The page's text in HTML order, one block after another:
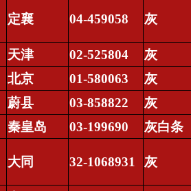
定襄 04-459058 灰
天津 02-525804
灰
北京 01-580063
灰
蔚县 03-858822
灰
秦皇岛 03-199690
灰白条
大同 32-1068931 灰